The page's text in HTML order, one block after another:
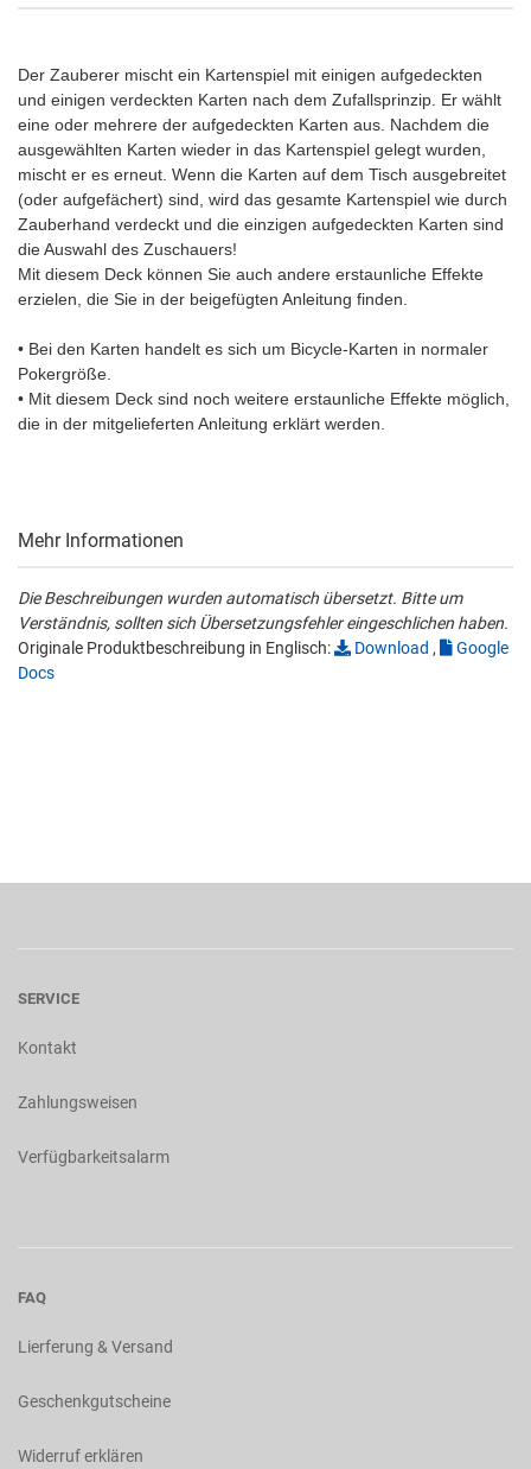
Der Zauberer mischt ein Kartenspiel mit einigen aufgedeckten
und einigen verdeckten Karten nach dem Zufallsprinzip. Er wählt
eine oder mehrere der aufgedeckten Karten aus. Nachdem die
ausgewählten Karten wieder in das Kartenspiel gelegt wurden,
mischt er es erneut. Wenn die Karten auf dem Tisch ausgebreitet
(oder aufgefächert) sind, wird das gesamte Kartenspiel wie durch
Zauberhand verdeckt und die einzigen aufgedeckten Karten sind
die Auswahl des Zuschauers!
Mit diesem Deck können Sie auch andere erstaunliche Effekte
erzielen, die Sie in der beigefügten Anleitung finden.
• Bei den Karten handelt es sich um Bicycle-Karten in normaler
Pokergröße.
• Mit diesem Deck sind noch weitere erstaunliche Effekte möglich,
die in der mitgelieferten Anleitung erklärt werden.
Mehr Informationen
Die Beschreibungen wurden automatisch übersetzt. Bitte um
Verständnis, sollten sich Übersetzungsfehler eingeschlichen haben.
Originale Produktbeschreibung in Englisch:
Download ,
Google
Docs
SERVICE
Kontakt
Zahlungsweisen
Verfügbarkeitsalarm
FAQ
Lierferung & Versand
Geschenkgutscheine
Widerruf erklären